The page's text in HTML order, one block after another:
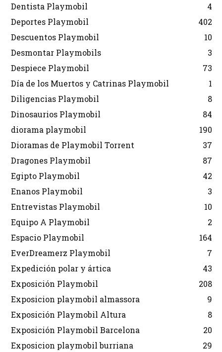
Dentista Playmobil
4
Deportes Playmobil
402
Descuentos Playmobil
10
Desmontar Playmobils
3
Despiece Playmobil
73
Día de los Muertos y Catrinas Playmobil
1
Diligencias Playmobil
8
Dinosaurios Playmobil
84
diorama playmobil
190
Dioramas de Playmobil Torrent
37
Dragones Playmobil
87
Egipto Playmobil
42
Enanos Playmobil
3
Entrevistas Playmobil
10
Equipo A Playmobil
2
Espacio Playmobil
164
EverDreamerz Playmobil
7
Expedición polar y ártica
43
Exposición Playmobil
208
Exposicion playmobil almassora
9
Exposición Playmobil Altura
8
Exposición Playmobil Barcelona
20
Exposicion playmobil burriana
29